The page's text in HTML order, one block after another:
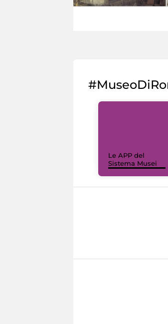
Le APP del
Sistema Musei